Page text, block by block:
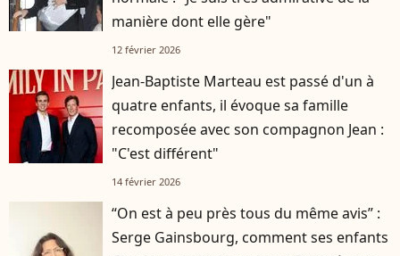
manière dont elle gère"
12 février 2026
Jean-Baptiste Marteau est passé d'un à
quatre enfants, il évoque sa famille
recomposée avec son compagnon Jean :
"C'est différent"
14 février 2026
“On est à peu près tous du même avis” :
Serge Gainsbourg, comment ses enfants